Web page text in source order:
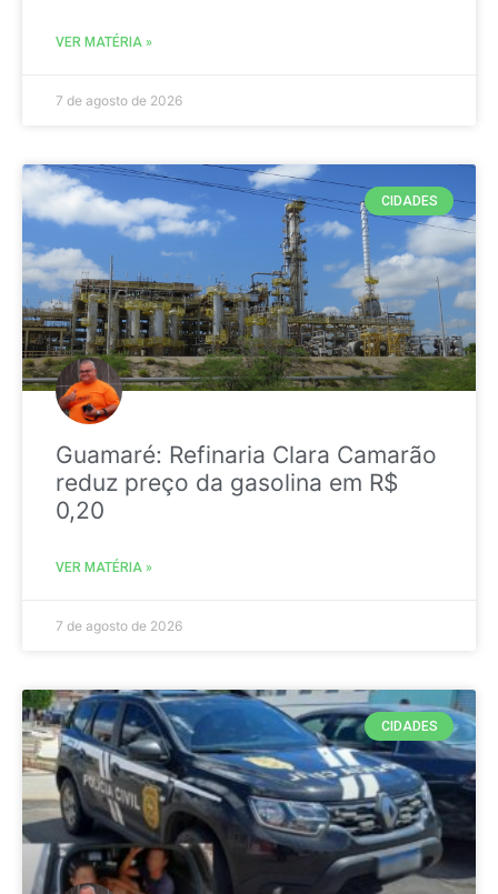
VER MATÉRIA »
7 de agosto de 2026
CIDADES
Guamaré: Refinaria Clara Camarão
reduz preço da gasolina em R$
0,20
VER MATÉRIA »
7 de agosto de 2026
CIDADES